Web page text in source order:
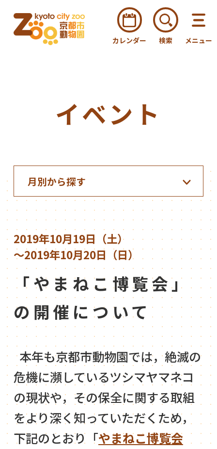
カレンダー 検索 メニュー
イベント
2019年10月19日（土）
～2019年10月20日（日）
「やまねこ博覧会」
の開催について
本年も京都市動物園では，絶滅の
危機に瀕しているツシマヤマネコ
の現状や，その保全に関する取組
をより深く知っていただくため，
下記のとおり「やまねこ博覧会